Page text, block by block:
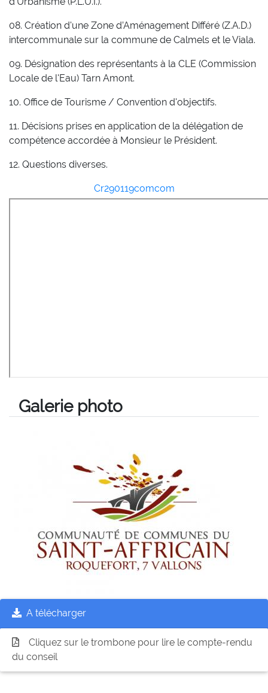
08. Création d'une Zone d’Aménagement Différé (Z.A.D.)
intercommunale sur la commune de Calmels et le Viala.
09. Désignation des représentants à la CLE (Commission
Locale de l'Eau) Tarn Amont.
10. Office de Tourisme / Convention d'objectifs.
11. Décisions prises en application de la délégation de
compétence accordée à Monsieur le Président.
12. Questions diverses.
Cr290119comcom
Galerie photo
A télécharger
Cliquez sur le trombone pour lire le compte-rendu
du conseil